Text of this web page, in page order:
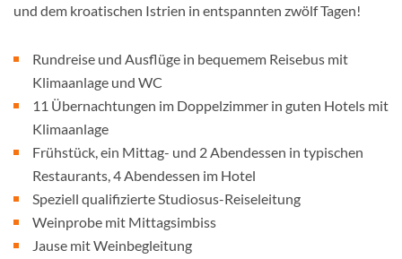
und dem kroatischen Istrien in entspannten zwölf Tagen!
Rundreise und Ausflüge in bequemem Reisebus mit
Klimaanlage und WC
11 Übernachtungen im Doppelzimmer in guten Hotels mit
Klimaanlage
Frühstück, ein Mittag- und 2 Abendessen in typischen
Restaurants, 4 Abendessen im Hotel
Speziell qualifizierte Studiosus-Reiseleitung
Weinprobe mit Mittagsimbiss
Jause mit Weinbegleitung